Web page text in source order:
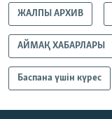
ЖАЛПЫ АРХИВ
АЙМАҚ ХАБАРЛАРЫ
Баспана үшін күрес